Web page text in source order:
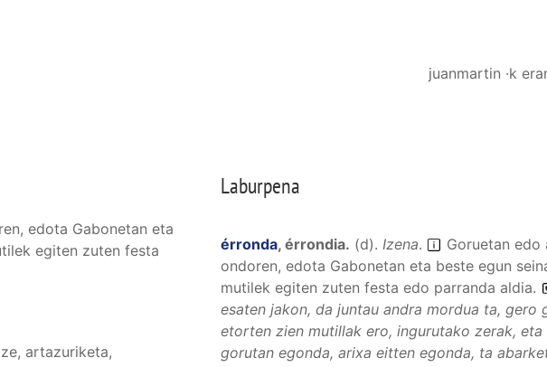
juanmartin ·k
edota Gabonetan eta
egiten zuten festa
artazuriketa,
Laburpena
érronda, érrondia. (d). Izena.
Goruetan
ondoren, edota Gabonetan eta beste egun
mutilek egiten zuten festa edo parranda aldia.
esaten jakon, da juntau andra mordua ta, gero
etorten zien mutillak ero, ingurutako zerak,
gorutan egonda, arixa eitten egonda, ta